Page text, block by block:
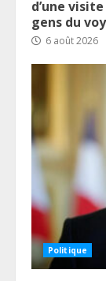
d’une
gens du
6 août 2026
Politique